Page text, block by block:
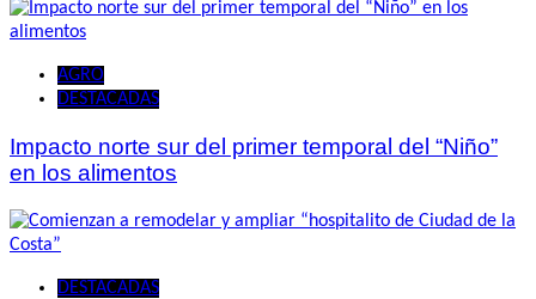
AGRO
DESTACADAS
Impacto norte sur del primer temporal del “Niño”
en los alimentos
DESTACADAS